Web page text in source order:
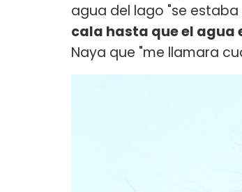
agua del lago "se
cala hasta que el
Naya que "me llamara